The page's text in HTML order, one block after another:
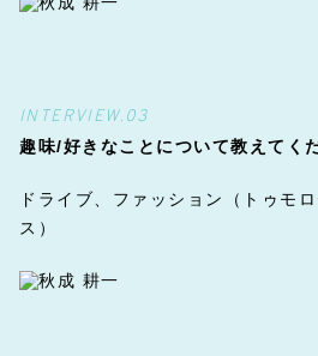
INTERVIEW.03
趣味/好きなことについて教えてく
ドライブ、ファッション（トゥモ
ス）